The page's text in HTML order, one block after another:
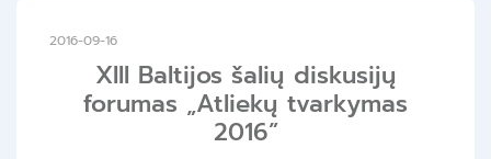
2016-09-16
XIII Baltijos šalių diskusijų
forumas „Atliekų tvarkymas
2016”